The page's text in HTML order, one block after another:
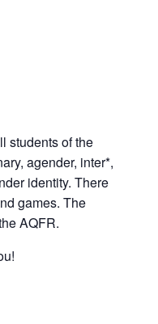
students of the
agender, inter*,
identity. There
games. The
AQFR.